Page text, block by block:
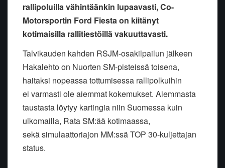
rallipoluilla vähintäänkin lupaavasti, Co-
Motorsportin Ford Fiesta on kiitänyt
kotimaisilla rallitiestöillä vakuuttavasti.
Talvikauden kahden RSJM-osakilpailun jälkeen
Hakalehto on Nuorten SM-pisteissä toisena,
haitaksi nopeassa tottumisessa rallipolkuihin
ei varmasti ole aiemmat kokemukset. Aiemmasta
taustasta löytyy kartingia niin Suomessa kuin
ulkomailla, Rata SM:ää kotimaassa,
sekäsimulaattoriajon MM:ssä TOP 30-kuljettajan
status.